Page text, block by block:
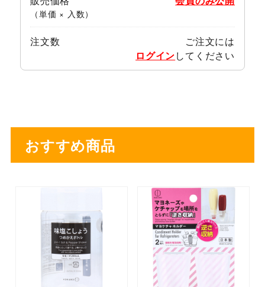
（単価 × 入数）
注文数
ご注文には
ログインしてください
おすすめ商品